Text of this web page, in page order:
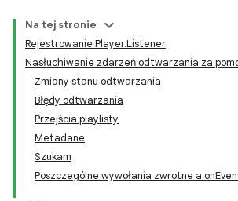
Na tej stronie
Rejestrowanie Player.Listener
Nasłuchiwanie zdarzeń odtwarzania za
Zmiany stanu odtwarzania
Błędy odtwarzania
Przejścia playlisty
Metadane
Szukam
Poszczególne wywołania zwrotne a